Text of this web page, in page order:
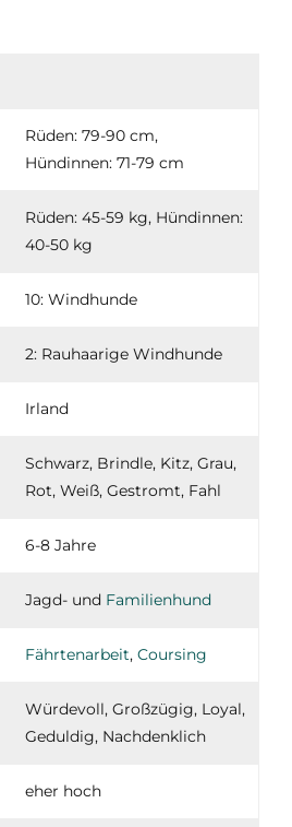
Rüden: 79-90 cm,
Hündinnen: 71-79 cm
Rüden: 45-59 kg, Hündinnen:
40-50 kg
10: Windhunde
2: Rauhaarige Windhunde
Irland
Schwarz, Brindle, Kitz, Grau,
Rot, Weiß, Gestromt, Fahl
6-8 Jahre
Jagd- und Familienhund
Fährtenarbeit, Coursing
Würdevoll, Großzügig, Loyal,
Geduldig, Nachdenklich
eher hoch